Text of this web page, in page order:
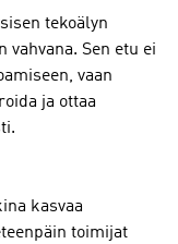
tekoälyn
vahvana. Sen etu ei
vaan
ja ottaa
kasvaa
toimijat